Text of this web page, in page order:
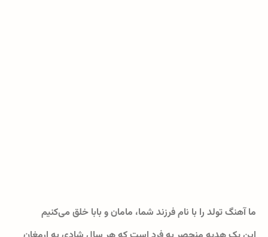
ما آهنگ تولد را با نام فرزند شما، مامان و بابا خلق می‌کنیم